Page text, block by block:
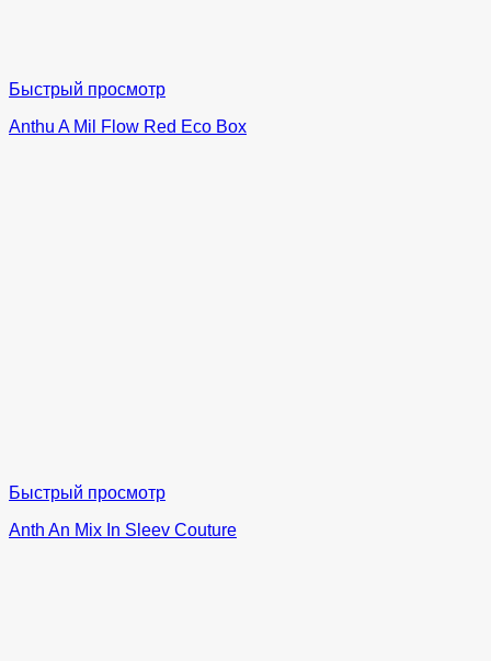
Быстрый просмотр
Anthu A Mil Flow Red Eco Box
Быстрый просмотр
Anth An Mix In Sleev Couture